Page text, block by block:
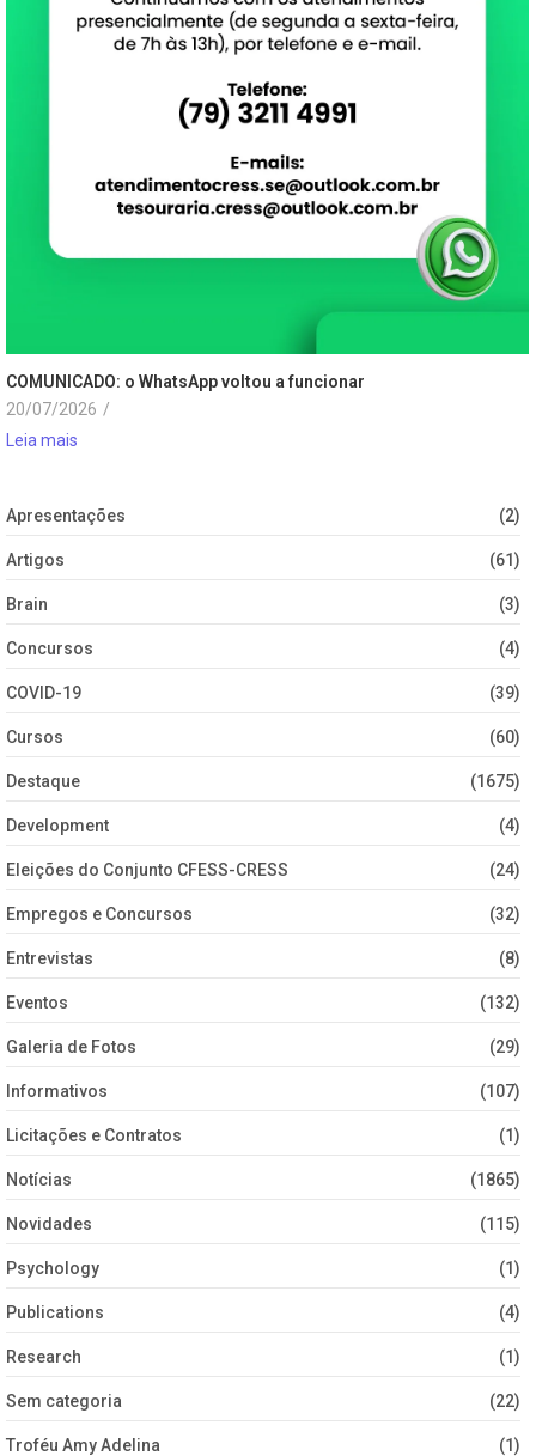
COMUNICADO: o WhatsApp voltou a funcionar
20/07/2026 /
Leia mais
Apresentações (2)
Artigos (61)
Brain (3)
Concursos (4)
COVID-19 (39)
Cursos (60)
Destaque (1675)
Development (4)
Eleições do Conjunto CFESS-CRESS (24)
Empregos e Concursos (32)
Entrevistas (8)
Eventos (132)
Galeria de Fotos (29)
Informativos (107)
Licitações e Contratos (1)
Notícias (1865)
Novidades (115)
Psychology (1)
Publications (4)
Research (1)
Sem categoria (22)
Troféu Amy Adelina (1)